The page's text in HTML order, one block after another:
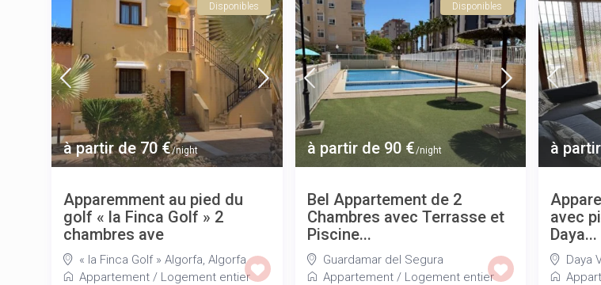
à partir de 70 €/night
Disponibles
Apparemment au pied du
golf « la Finca Golf » 2
chambres ave
« la Finca Golf » Algorfa, Algorfa
Appartement / Logement entier
à partir de 90 €/night
Disponibles
Bel Appartement de 2
Chambres avec Terrasse et
Piscine...
Guardamar del Segura
Appartement/ Logement entier
à
avec
Daya...
Daya